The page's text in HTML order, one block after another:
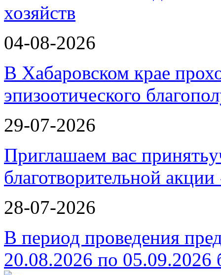
хозяйств
04-08-2026
В Хабаровском крае
эпизоотического
29-07-2026
Приглашаем вас
благотворительной
28-07-2026
В период проведения
20.08.2026 по 05.09.2026